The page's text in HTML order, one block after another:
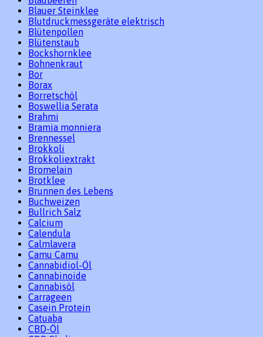
Blauer Steinklee
Blutdruckmessgeräte elektrisch
Blütenpollen
Blütenstaub
Bockshornklee
Bohnenkraut
Bor
Borax
Borretschöl
Boswellia Serata
Brahmi
Bramia monniera
Brennessel
Brokkoli
Brokkoliextrakt
Bromelain
Brotklee
Brunnen des Lebens
Buchweizen
Bullrich Salz
Calcium
Calendula
Calmlavera
Camu Camu
Cannabidiol-Öl
Cannabinoide
Cannabisöl
Carrageen
Casein Protein
Catuaba
CBD-Öl